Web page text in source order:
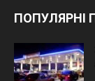
ПОПУЛЯРНІ